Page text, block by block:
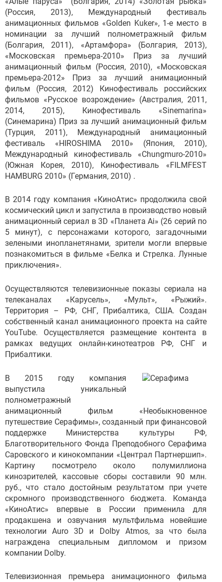
(Россия, 2013), Международный фестиваль
анимационных фильмов «Golden Kuker», 1-е место в
номинации за лучший полнометражный фильм
(Болгария, 2011), «Артамфора» (Болгария, 2013),
«Московская премьера-2010» Приз за лучший
анимационный фильм (Россия, 2010), «Московская
премьера-2012» Приз за лучший анимационный
фильм (Россия, 2012) Кинофестиваль российских
фильмов «Русское возрождение» (Австралия, 2011,
2014, 2015), Кинофестиваль «Sinemarina»
(Синемарина) Приз за лучший анимационный фильм
(Турция, 2011), Международный анимационный
фестиваль «HIROSHIMA 2010» (Япония, 2010),
Международный кинофестиваль «Chungmuro-2010»
(Южная Корея, 2010), Кинофестиваль «FILMFEST
HAMBURG 2010» (Германия, 2010) .
В 2014 году компания «КиноАтис» продолжила свой
космический цикл и запустила в производство новый
анимационный сериал в 3D «Планета Аi» (26 серий по
5 минут), с персонажами которого, загадочными
зелеными инопланетянами, зрители могли впервые
познакомиться в фильме «Белка и Стрелка. Лунные
приключения».
Осуществляются телевизионные показы сериала на
телеканалах «Карусель», «Мульт», «Рыжий».
Территория – РФ, СНГ, Прибалтика, США. Создан
собственный канал анимационного проекта на сайте
YouTube. Осуществляется размещение контента в
рамках ведущих онлайн-кинотеатров РФ, СНГ и
Прибалтики.
В 2015 году компания
выпустила уникальный
полнометражный
анимационный фильм «Необыкновенное
путешествие Серафимы», созданный при финансовой
поддержке Министерства культуры РФ,
Благотворительного Фонда Преподобного Серафима
Саровского и кинокомпании «Централ Партнершип».
Картину посмотрело около полумиллиона
кинозрителей, кассовые сборы составили 90 млн.
руб., что стало достойным результатом при учете
скромного производственного бюджета. Команда
«КиноАтис» впервые в России применила для
продакшена и озвучания мультфильма новейшие
технологии Auro 3D и Dolby Atmos, за что была
награждена специальным дипломом и призом
компании Dolby.
Телевизионная премьера анимационного фильма